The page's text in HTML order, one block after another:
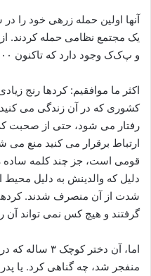
یک مجتمع نظامی حمله کردند.
و پ‌ک‌ک وجود دارد که تاکنون ۴۰۰۰۰ کشته برجای گذاشته است.
اکثر ما موافقیم: کردها رنج
کشوری که در آن زندگی می کنید
رفتار می شود، حتی از صحبت
ارتباط برقرار می کنید منع
قومی است، جز چند کلمه ساده
دلیل که والدینش به دلیل محیط
شدت از آن منصرف شدند.
گرفتند و هیچ کس نمی تواند آن
اما، آن دختر